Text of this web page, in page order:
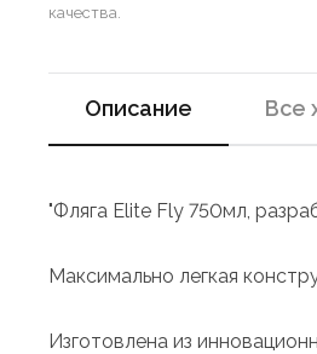
качества.
Описание Все
"Фляга Elite Fly 750мл,
Максимально легкая
Изготовлена из